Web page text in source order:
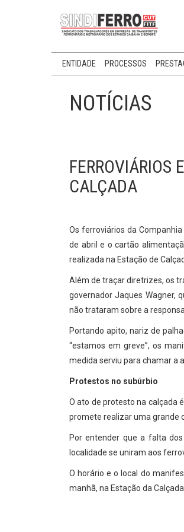
ENTIDADE PROCESSOS
NOTÍCIAS
FERROVIÁRIOS
CALÇADA
Os ferroviários da
de abril e o cartão
realizada na Estação de
Além de traçar diretrizes, os
governador Jaques Wagner,
não trataram sobre a
Portando apito, nariz de
“estamos em greve”, os
medida serviu para chamar a
Protestos no subúrbio
O ato de protesto na calçada
promete realizar uma grande
Por entender que a falta
localidade se uniram aos
O horário e o local do
manhã, na Estação da Calçada.